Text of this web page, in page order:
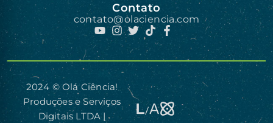
Contato
contato@olaciencia.com
2024 © Olá Ciência!
Produções e Serviços
Digitais LTDA |